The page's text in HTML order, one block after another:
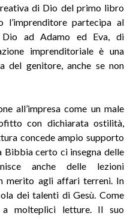
di Dio del primo libro
l’imprenditore partecipa al
ad Adamo ed Eva, di
imprenditoriale è una
del genitore, anche se non
all’impresa come un male
con dichiarata ostilità,
concede ampio supporto
Bibbia certo ci insegna delle
anche delle lezioni
merito agli affari terreni. In
dei talenti di Gesù. Come
molteplici letture. Il suo